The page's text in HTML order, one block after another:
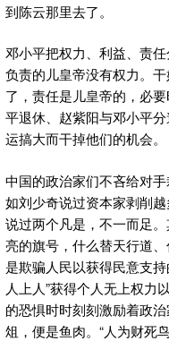
到陈云那里去了。
邓小平把权力、利益、责
负责的儿皇帝没有权力。
了，责任是儿皇帝的，必
平退休、赵紫阳与邓小平
运搞大而干掉他们的机会。
中国的政治家们不吝给对
如刘少奇说过资本家剥削
说过两个凡是，不一而足
亮的旗号，什么替天行道
是欺骗人民以获得民意支
人上人”获得个人无上权力
的恐惧时时刻刻激励着政
俎，便是鱼肉。“人为财死